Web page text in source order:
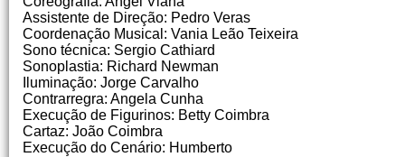
Assistente de Direção: Pedro Veras
Coordenação Musical: Vania Leão Teixeira
Sono técnica: Sergio Cathiard
Sonoplastia: Richard Newman
Iluminação: Jorge Carvalho
Contrarregra: Angela Cunha
Execução de Figurinos: Betty Coimbra
Cartaz: João Coimbra
Execução do Cenário: Humberto